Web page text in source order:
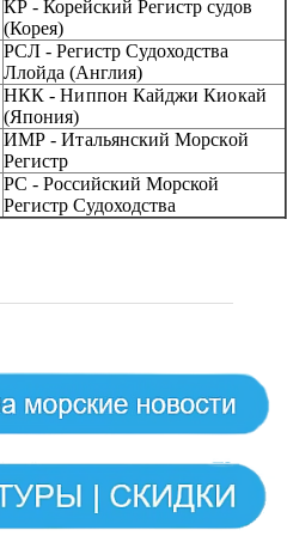
КР - Корейский Регистр судов
(Корея)
РСЛ - Регистр Судоходства
Ллойда (Англия)
НКК - Ниппон Кайджи Киокай
(Япония)
ИМР - Итальянский Морской
Регистр
PC - Российский Морской
Регистр Судоходства